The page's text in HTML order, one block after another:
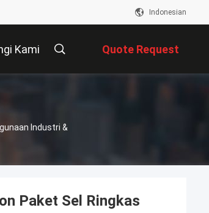
Indonesian
Kami Quote Request
Industri &
Paket Sel Ringkas